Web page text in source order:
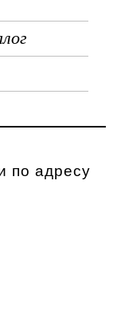
по адресу